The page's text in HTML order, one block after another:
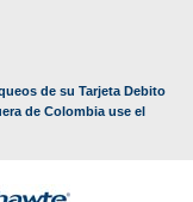
de su Tarjeta Debito
de Colombia use el